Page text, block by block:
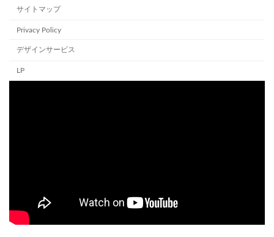
サイトマップ
Privacy Policy
デザインサービス
LP